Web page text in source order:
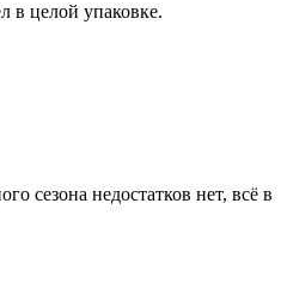
в целой упаковке.
сезона недостатков нет, всё в